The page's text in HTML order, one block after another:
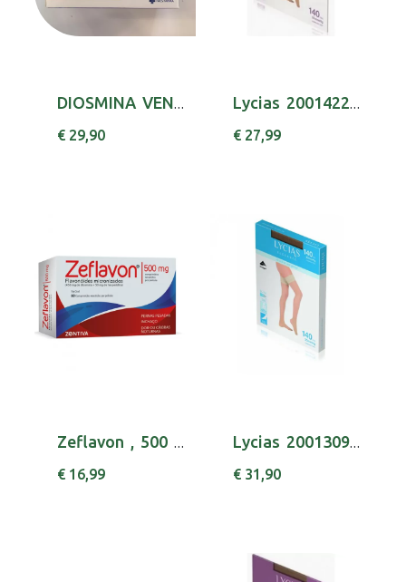
DIOSMINA VENOSMIL, 1000 MG BLISTER 60 UNIDADE...
€ 29,90
Lycias 2001422300 Class Coll 140 T2 Nude
€ 27,99
Zeflavon , 500 mg Blister 60 Unidade(s) Comp ...
€ 16,99
Lycias 2001309300 Elegan Meia Ad 140 T4 Nud
€ 31,90